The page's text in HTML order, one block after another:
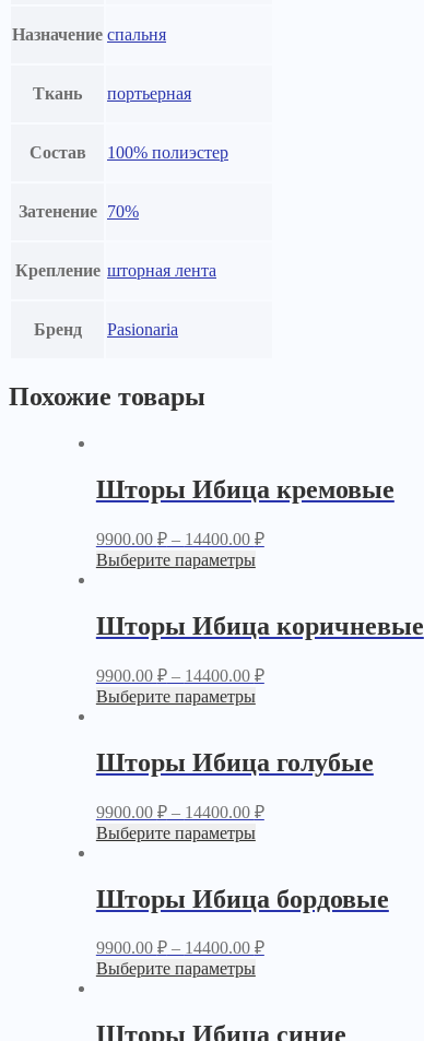
Назначение спальня
Ткань портьерная
Состав 100% полиэстер
Затенение 70%
Крепление шторная лента
Бренд Pasionaria
Похожие товары
Шторы Ибица кремовые
9900.00 ₽– 14400.00 ₽
Выберите параметры
Шторы Ибица коричневые
9900.00 ₽– 14400.00 ₽
Выберите параметры
Шторы Ибица голубые
9900.00 ₽– 14400.00 ₽
Выберите параметры
Шторы Ибица бордовые
9900.00 ₽– 14400.00 ₽
Выберите параметры
Шторы Ибица синие